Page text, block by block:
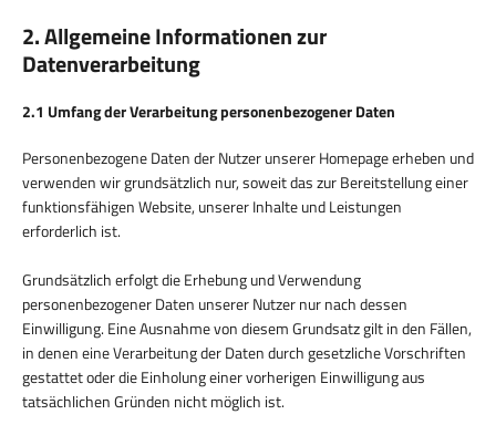
2. Allgemeine Informationen zur
Datenverarbeitung
2.1 Umfang der Verarbeitung personenbezogener Daten
Personenbezogene Daten der Nutzer unserer Homepage erheben und
verwenden wir grundsätzlich nur, soweit das zur Bereitstellung einer
funktionsfähigen Website, unserer Inhalte und Leistungen
erforderlich ist.
Grundsätzlich erfolgt die Erhebung und Verwendung
personenbezogener Daten unserer Nutzer nur nach dessen
Einwilligung. Eine Ausnahme von diesem Grundsatz gilt in den Fällen,
in denen eine Verarbeitung der Daten durch gesetzliche Vorschriften
gestattet oder die Einholung einer vorherigen Einwilligung aus
tatsächlichen Gründen nicht möglich ist.